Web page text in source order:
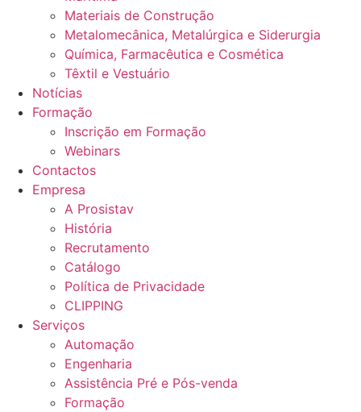
Materiais de Construção
Metalomecânica, Metalúrgica e Siderurgia
Química, Farmacêutica e Cosmética
Têxtil e Vestuário
Notícias
Formação
Inscrição em Formação
Webinars
Contactos
Empresa
A Prosistav
História
Recrutamento
Catálogo
Política de Privacidade
CLIPPING
Serviços
Automação
Engenharia
Assistência Pré e Pós-venda
Formação